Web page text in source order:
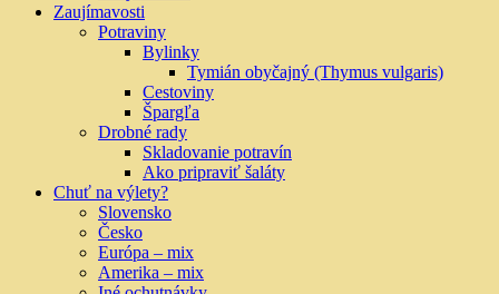
Zaujímavosti
Potraviny
Bylinky
Tymián obyčajný (Thymus vulgaris)
Cestoviny
Špargľa
Drobné rady
Skladovanie potravín
Ako pripraviť šaláty
Chuť na výlety?
Slovensko
Česko
Európa – mix
Amerika – mix